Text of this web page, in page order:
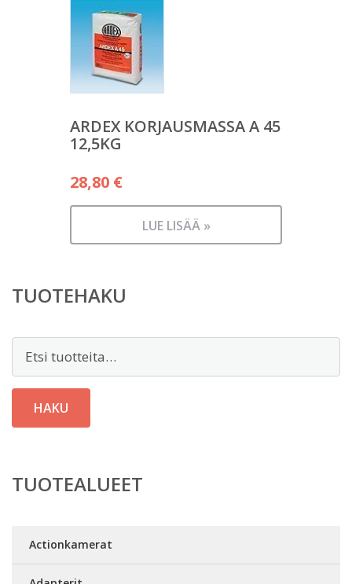
ARDEX KORJAUSMASSA A 45
12,5KG
28,80 €
LUE LISÄÄ »
TUOTEHAKU
Etsi:
HAKU
TUOTEALUEET
Actionkamerat